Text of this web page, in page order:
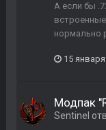
А если бы
нормально
15 января
Модпак
Sentinel